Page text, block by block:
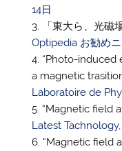
14日
「東大ら、光磁
Optipedia お勧め
“Photo-induced
a magnetic
Laboratoire de
“Magnetic field
Latest
“Magnetic field